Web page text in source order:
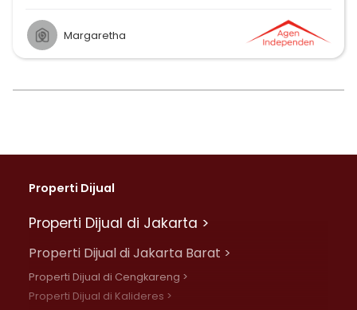
Margaretha
Properti Dijual
Properti Dijual di Jakarta >
Properti Dijual di Jakarta Barat >
Properti Dijual di Cengkareng >
Properti Dijual di Kalideres >